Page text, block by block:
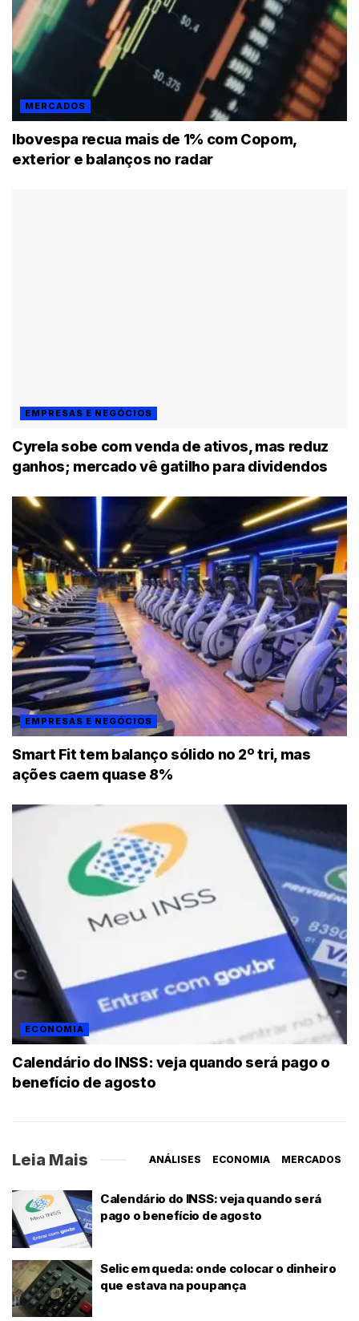
MERCADOS
Ibovespa recua mais de 1% com Copom,
exterior e balanços no radar
EMPRESAS E NEGÓCIOS
Cyrela sobe com venda de ativos, mas reduz
ganhos; mercado vê gatilho para dividendos
EMPRESAS E NEGÓCIOS
Smart Fit tem balanço sólido no 2º tri, mas
ações caem quase 8%
ECONOMIA
Calendário do INSS: veja quando será pago o
benefício de agosto
Leia Mais ANÁLISES ECONOMIA MERCADOS
Calendário do INSS: veja quando será
pago o benefício de agosto
Selic em queda: onde colocar o dinheiro
que estava na poupança